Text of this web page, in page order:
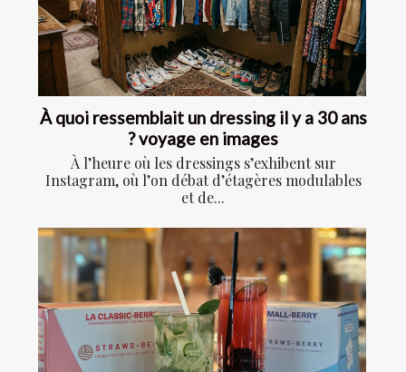
À quoi ressemblait un dressing il y a 30 ans
? voyage en images
À l’heure où les dressings s’exhibent sur
Instagram, où l’on débat d’étagères modulables
et de...